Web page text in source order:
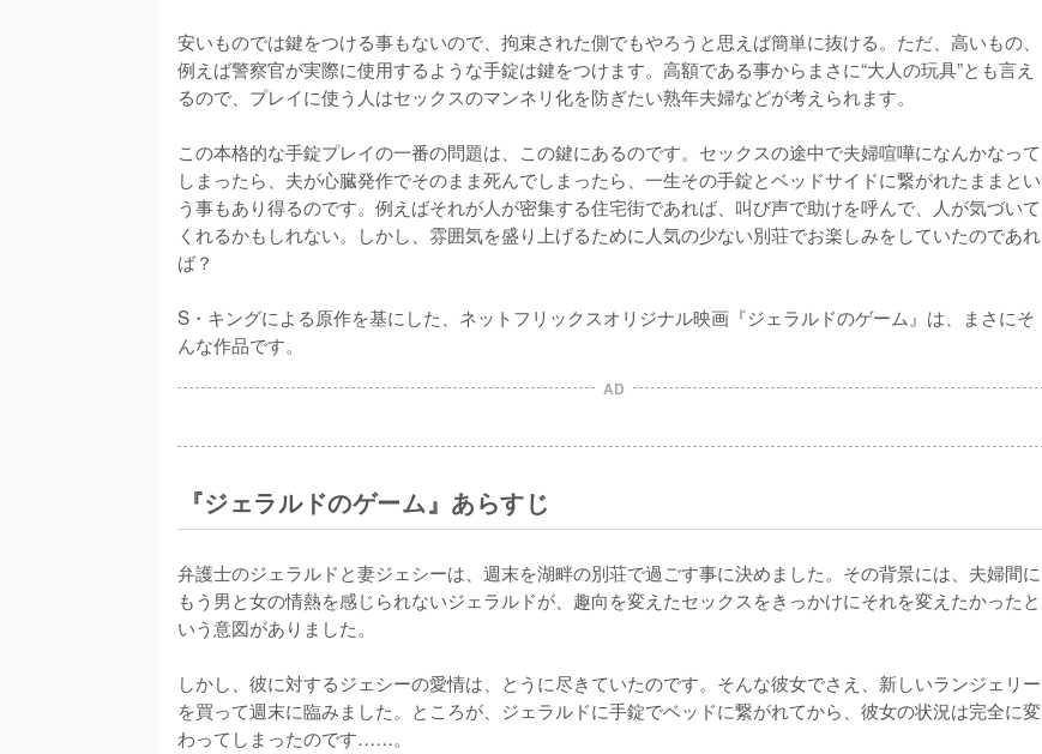
安いものでは鍵をつける事もないので、拘束された側でもやろうと思えば簡単に抜ける。ただ、高いもの、
例えば警察官が実際に使用するような手錠は鍵をつけます。高額である事からまさに“大人の玩具”とも言え
るので、プレイに使う人はセックスのマンネリ化を防ぎたい熟年夫婦などが考えられます。
この本格的な手錠プレイの一番の問題は、この鍵にあるのです。セックスの途中で夫婦喧嘩になんかなって
しまったら、夫が心臓発作でそのまま死んでしまったら、一生その手錠とベッドサイドに繋がれたままとい
う事もあり得るのです。例えばそれが人が密集する住宅街であれば、叫び声で助けを呼んで、人が気づいて
くれるかもしれない。しかし、雰囲気を盛り上げるために人気の少ない別荘でお楽しみをしていたのであれ
ば？
S・キングによる原作を基にした、ネットフリックスオリジナル映画『ジェラルドのゲーム』は、まさにそ
んな作品です。
AD
『ジェラルドのゲーム』あらすじ
弁護士のジェラルドと妻ジェシーは、週末を湖畔の別荘で過ごす事に決めました。その背景には、夫婦間に
もう男と女の情熱を感じられないジェラルドが、趣向を変えたセックスをきっかけにそれを変えたかったと
いう意図がありました。
しかし、彼に対するジェシーの愛情は、とうに尽きていたのです。そんな彼女でさえ、新しいランジェリー
を買って週末に臨みました。ところが、ジェラルドに手錠でベッドに繋がれてから、彼女の状況は完全に変
わってしまったのです……。